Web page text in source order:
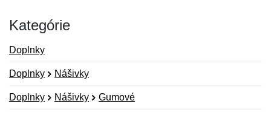
Kategórie
Doplnky
Doplnky Nášivky
Doplnky Nášivky Gumové